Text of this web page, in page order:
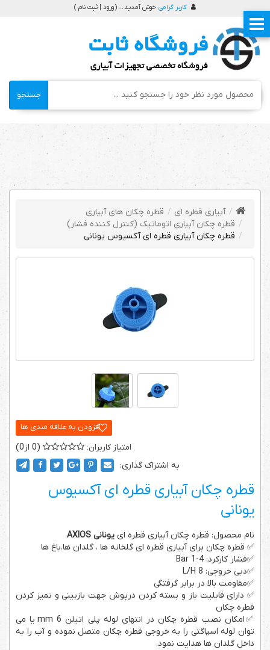
کاربر گرامی خوش آمدید ... (ورود | ثبت نام )
جستجو
آبیاری قطره ای
قطره چکان های آبیاری
قطره چکان آبیاری اتوماتیک (کنترل کننده فشار)
قطره چکان آبیاری قطره ای آکسیوس یونانی
0
0
به اشتراک گذاری:
قطره چکان آبیاری قطره ای آکسیوس
یونانی
نام محصول: قطره چکان آبیاری قطره ای یونانی AXIOS
✅ قطره چکان برای آبیاری قطره ای گلخانه ها ، گلدان ها،باغ ها
✅فشار کارکرد: 4-1 Bar
✅دبی خروجی: 8 L/H
✅مقاومت بالا در برابر گرفتگی
✅ دارای قابلیت باز و بسته کردن درپوش جهت بازبینی و تمیز کردن
قطره چکان
✅امکان نصب قطره چکان در انتهای لوله پلی اتیلن 6 mm یا می
توان لوله اسپاگتی را به خروجی قطره چکان متصل نموده و آب را به
داخل گلدان ها هدایت نمود.